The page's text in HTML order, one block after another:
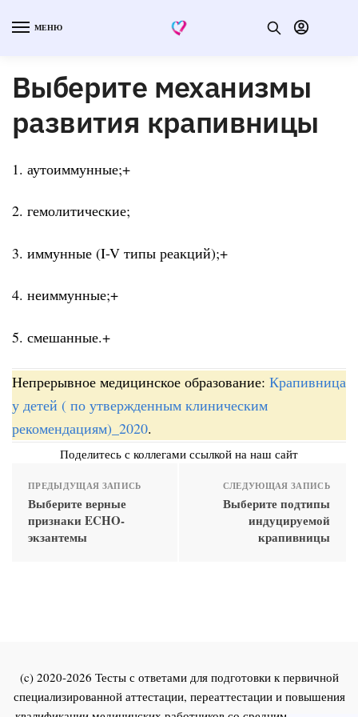
МЕНЮ
Выберите механизмы
развития крапивницы
1. аутоиммунные;+
2. гемолитические;
3. иммунные (I-V типы реакций);+
4. неиммунные;+
5. смешанные.+
Непрерывное медицинское образование: Крапивница
у детей ( по утвержденным клиническим
рекомендациям)_2020.
Поделитесь с коллегами ссылкой на наш сайт
ПРЕДЫДУЩАЯ ЗАПИСЬ
Выберите верные
признаки ECHO-
экзантемы
СЛЕДУЮЩАЯ ЗАПИСЬ
Выберите подтипы
индуцируемой
крапивницы
(c) 2020-2026 Тесты с ответами для подготовки к первичной
специализированной аттестации, переаттестации и повышения